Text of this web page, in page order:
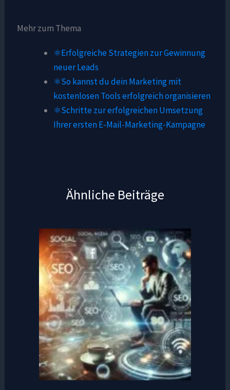
Mehr zum Thema
⚛️Erfolgreiche Strategien zur Gewinnung
neuer Leads
⚛️So kannst du dein Marketing mit
kostenlosen Tools erfolgreich organisieren
⚛️Schritte zur erfolgreichen Umsetzung
Ihrer ersten E-Mail-Marketing-Kampagne
Ähnliche Beiträge